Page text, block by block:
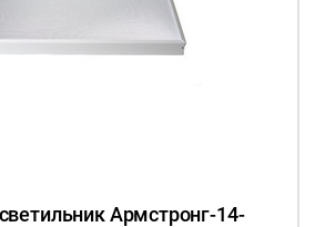
Армстронг-14-